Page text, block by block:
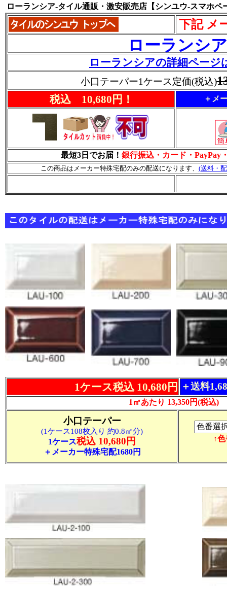
1ケース税込 10,680円 ＋送料
1㎡あたり 13,350円(税込)
小口テーパー
(1ケース108枚入り 約0.8㎡分)
1ケース税込 10,680円
＋メーカー特殊宅配1680円
↑
ローランシア-タイル通販・激安販売店【シンユウ-スマホペ
下記 メ
ローランシア
ローランシアの詳細ページ
小口テーパー1ケース定価(税込)
税込 10,680円！ ＋メ
最短3日でお届！ 銀行振込・カード・PayPay
この商品はメーカー特殊宅配のみの配送になります、 (送料・